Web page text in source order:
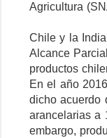
Agricultura
Chile y la
Alcance
productos
En el año
dicho acuerdo
arancelarias a
embargo,